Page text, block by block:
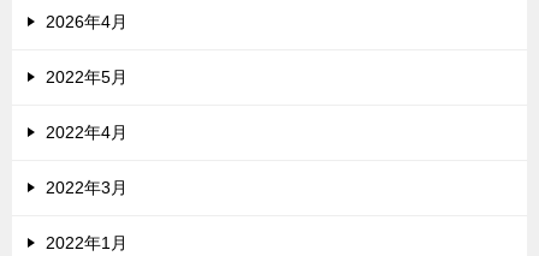
2026年4月
2022年5月
2022年4月
2022年3月
2022年1月